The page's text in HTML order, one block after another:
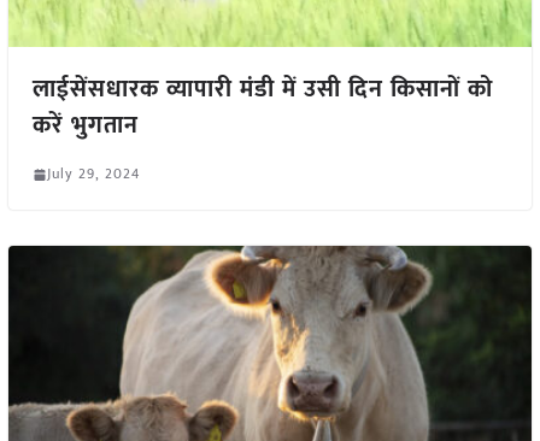
लाईसेंसधारक व्यापारी मंडी में उसी दिन किसानों को
करें भुगतान
July 29, 2024